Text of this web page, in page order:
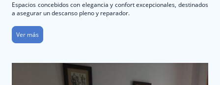
Espacios concebidos con elegancia y confort excepcionales, destinados
a asegurar un descanso pleno y reparador.
Ver más